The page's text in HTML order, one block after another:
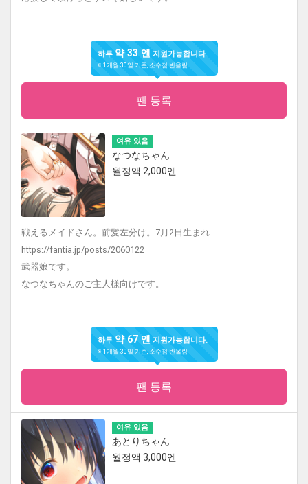
하루약 33 엔지원가능합니다.
※ 1개월 30일 기준, 소수점 반올림
팬 등록
여유 있음
なつなちゃん
월정액 2,000엔
戦えるメイドさん。前髪左分け。7月2日生まれ
https://fantia.jp/posts/2060122
武器娘です。
なつなちゃんのご主人様向けです。
하루약 67 엔지원가능합니다.
※ 1개월 30일 기준, 소수점 반올림
팬 등록
여유 있음
あとりちゃん
월정액 3,000엔